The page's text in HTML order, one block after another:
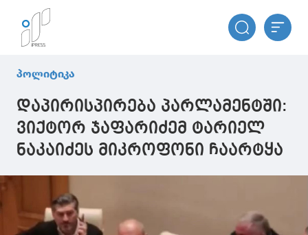
პოლიტიკა
დაპირისპირება პარლამენტში:
ვიქტორ ჯაფარიძემ ტარიელ
ნაკაიძეს მიკროფონი ჩაარტყა